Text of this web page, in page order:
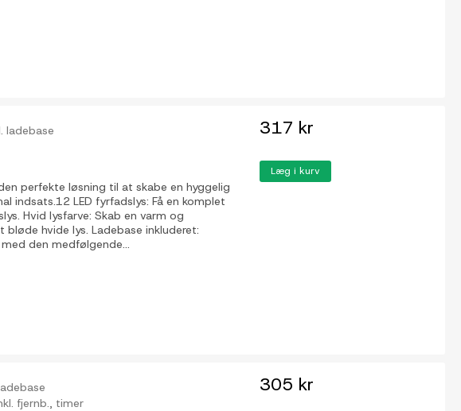
ladebase
perfekte løsning til at skabe en hyggelig
indsats.12 LED fyrfadslys: Få en komplet
Hvid lysfarve: Skab en varm og
hvide lys. Ladebase inkluderet:
den medfølgende...
317 kr
Læg i kurv
fjernb., timer
305 kr